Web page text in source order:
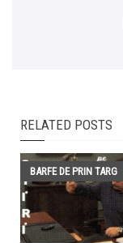
RELATED POSTS
BARFE DE PRIN TARG